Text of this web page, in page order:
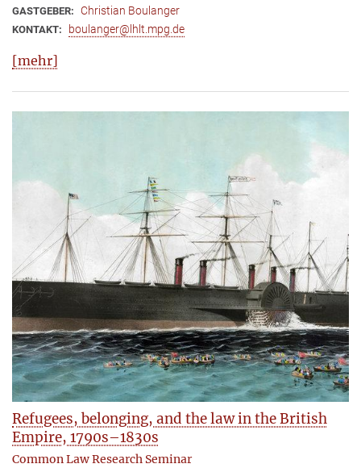
GASTGEBER: Christian Boulanger
KONTAKT: boulanger@lhlt.mpg.de
[mehr]
Refugees, belonging, and the law in the British
Empire, 1790s–1830s
Common Law Research Seminar